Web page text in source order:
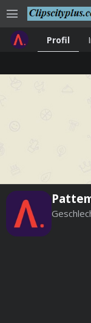
menu
Profil